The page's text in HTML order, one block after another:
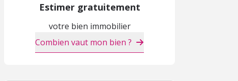
57 000 €
Mondeville (91)
180 000 €
Itteville (91)
Estimer gratuitement
votre bien immobilier
Combien vaut mon bien ?